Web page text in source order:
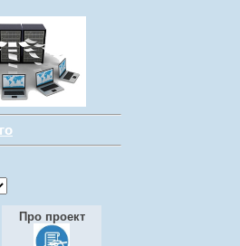
Про проект